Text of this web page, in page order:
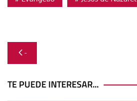
Navegación
de
entradas
-
TE PUEDE INTERESAR...